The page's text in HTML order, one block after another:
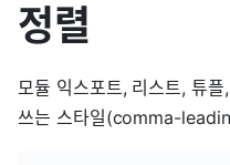
정렬
모듈 익스포트, 리스트, 튜
쓰는 스타일(comma-